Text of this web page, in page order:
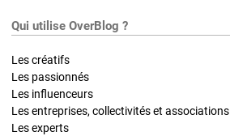
Qui utilise OverBlog ?
Les créatifs
Les passionnés
Les influenceurs
Les entreprises, collectivités et associations
Les experts